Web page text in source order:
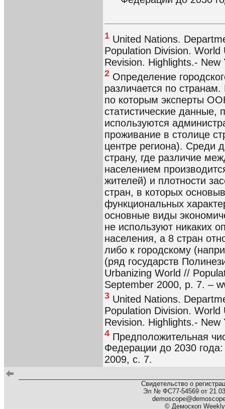
1 United Nations.
Population Division.
Revision. Highlights.- New
2 Определение
различается по
по которым эксперты
статистические данные,
используются
проживание в столице
центре региона). Среди
страну, где различие
населением
жителей) и плотности
стран, в которых
функциональных
основные виды
не используют никаких
населения, а 8 стран
либо к городскому
(ряд государств
Urbanizing World //
September 2000, p. 7. –
3 United Nations.
Population Division.
Revision. Highlights.-
4 Предположительная
Федерации до 2030
2009, с. 7.
Свидетельство о
Эл № ФС77-54569 от
© Демоскоп Weekly